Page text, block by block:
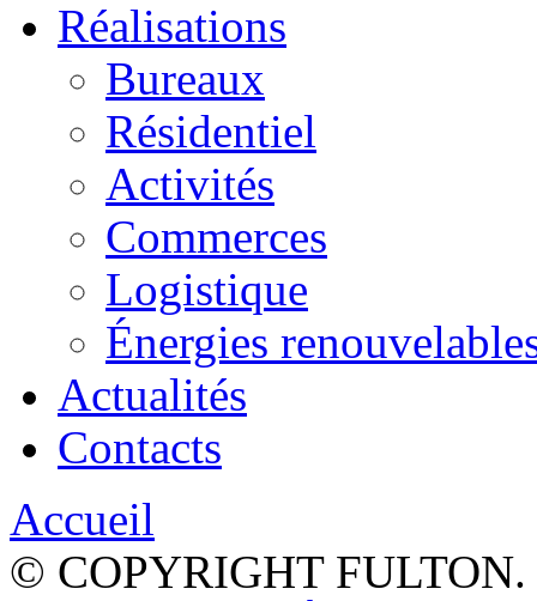
Réalisations
Bureaux
Résidentiel
Activités
Commerces
Logistique
Énergies
Actualités
Contacts
Accueil
© COPYRIGHT